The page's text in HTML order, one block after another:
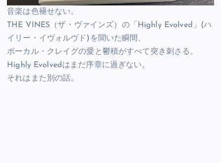
音楽は色褪せない。
THE VINES（ザ・ヴァインズ）の「Highly Evolved」(ハ
イリー・イヴォルヴド)を聞いた瞬間、
ボーカル・クレイグの愛と鬱積がすべて突き刺さる。
Highly Evolvedはまだ序章に過ぎない。
それはまた別の話。